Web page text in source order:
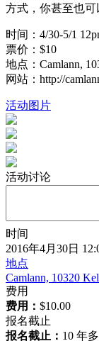
方式，你甚至也可
时间：4/30-5/1
票价：$10
地点：Camlann,
网站：http://
活动图片
活动讨论
时间
2016年4月30日
地点
Camlann, 10320
费用
费用： $10.00
报名截止
报名截止： 10 年多